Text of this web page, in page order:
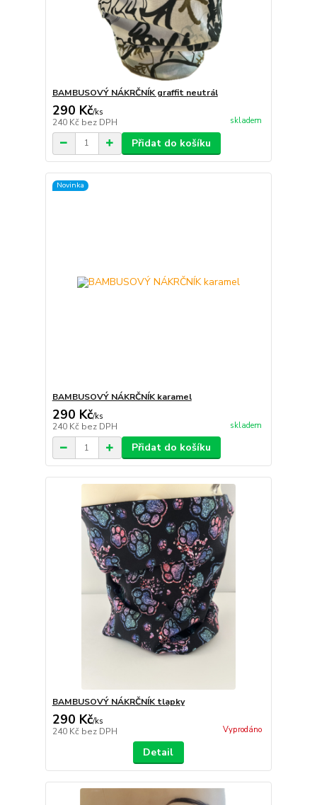
BAMBUSOVÝ NÁKRČNÍK graffit neutrál
290 Kč/ks
240 Kč bez DPH skladem
Přidat do košíku
Novinka
BAMBUSOVÝ NÁKRČNÍK karamel
290 Kč/ks
240 Kč bez DPH skladem
Přidat do košíku
BAMBUSOVÝ NÁKRČNÍK tlapky
290 Kč/ks
240 Kč bez DPH Vyprodáno
Detail